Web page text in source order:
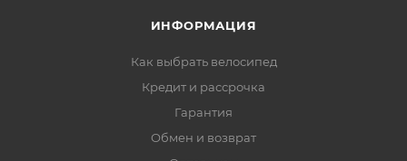
ИНФОРМАЦИЯ
Как выбрать велосипед
Кредит и рассрочка
Гарантия
Обмен и возврат